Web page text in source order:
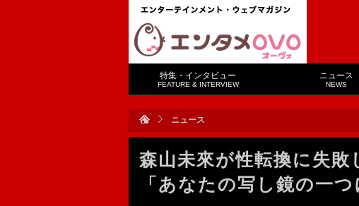
特集・インタビュー
FEATURE & INTERVIEW
ニュース
NEWS
ニュース
森山未來が性転換に失
「あなたの写し鏡の一